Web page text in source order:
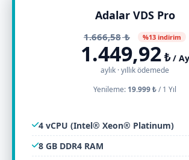
Adalar VDS Pro
1.666,58₺ %13 indirim
1.449,92₺/ Ay
aylık · yıllık ödemede
Yenileme: 19.999 ₺/1 Yıl
4 vCPU (Intel® Xeon® Platinum)
8 GB DDR4 RAM